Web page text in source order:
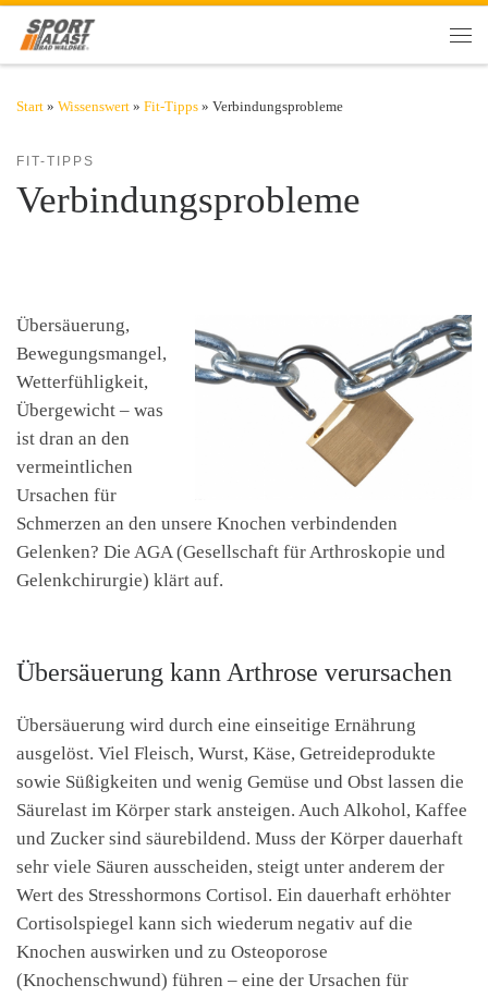
Zum Inhalt springen
Start » Wissenswert » Fit-Tipps » Verbindungsprobleme
FIT-TIPPS
Verbindungsprobleme
Übersäuerung,
Bewegungsmangel,
Wetterfühligkeit,
Übergewicht – was
ist dran an den
vermeintlichen
Ursachen für
Schmerzen an den unsere Knochen verbindenden
Gelenken? Die AGA (Gesellschaft für Arthroskopie und
Gelenkchirurgie) klärt auf.
Übersäuerung kann Arthrose verursachen
Übersäuerung wird durch eine einseitige Ernährung
ausgelöst. Viel Fleisch, Wurst, Käse, Getreideprodukte
sowie Süßigkeiten und wenig Gemüse und Obst lassen die
Säurelast im Körper stark ansteigen. Auch Alkohol, Kaffee
und Zucker sind säurebildend. Muss der Körper dauerhaft
sehr viele Säuren ausscheiden, steigt unter anderem der
Wert des Stresshormons Cortisol. Ein dauerhaft erhöhter
Cortisolspiegel kann sich wiederum negativ auf die
Knochen auswirken und zu Osteoporose
(Knochenschwund) führen – eine der Ursachen für